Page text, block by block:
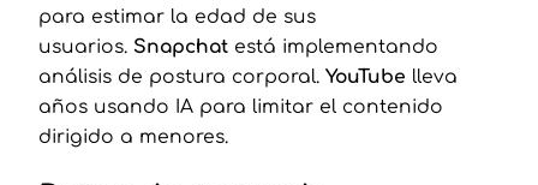
para estimar la edad de sus
usuarios. Snapchatestá implementando
análisis de postura corporal. YouTube lleva
años usando IA para limitar el contenido
dirigido a menores.